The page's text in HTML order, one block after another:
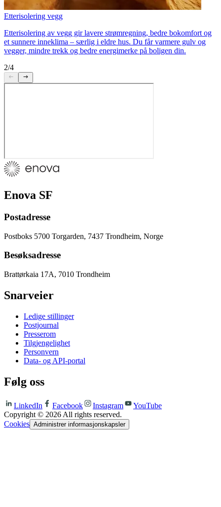
Etterisolering vegg
Etterisolering av vegg gir lavere strømregning, bedre bokomfort og
et sunnere inneklima – særlig i eldre hus. Du får varmere gulv og
vegger, mindre trekk og bedre energimerke på boligen din.
2/4
Enova SF
Postadresse
Postboks 5700 Torgarden, 7437 Trondheim, Norge
Besøksadresse
Brattørkaia 17A, 7010 Trondheim
Snarveier
Ledige stillinger
Postjournal
Presserom
Tilgjengelighet
Personvern
Data- og API-portal
Følg oss
LinkedIn Facebook Instagram
YouTube
Copyright © 2026 All rights reserved.
Cookies Administrer informasjonskapsler